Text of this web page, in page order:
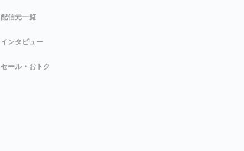
配信元一覧
インタビュー
セール・おトク